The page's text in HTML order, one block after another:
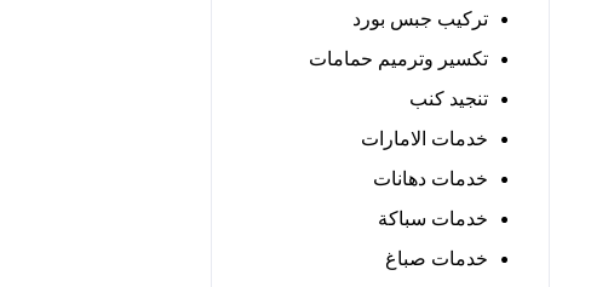
تركيب جبس بورد
تكسير وترميم حمامات
تنجيد كنب
خدمات الامارات
خدمات دهانات
خدمات سباكة
خدمات صباغ